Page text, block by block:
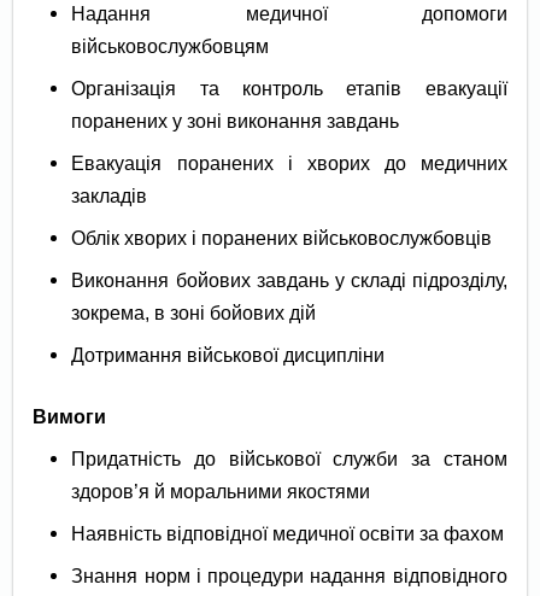
Надання медичної допомоги
військовослужбовцям
Організація та контроль етапів евакуації
поранених у зоні виконання завдань
Евакуація поранених і хворих до медичних
закладів
Облік хворих і поранених військовослужбовців
Виконання бойових завдань у складі підрозділу,
зокрема, в зоні бойових дій
Дотримання військової дисципліни
Вимоги
Придатність до військової служби за станом
здоров’я й моральними якостями
Наявність відповідної медичної освіти за фахом
Знання норм і процедури надання відповідного